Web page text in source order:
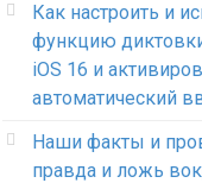
Как настроить и
функцию
iOS 16 и
автоматический
Наши факты и
правда и ложь